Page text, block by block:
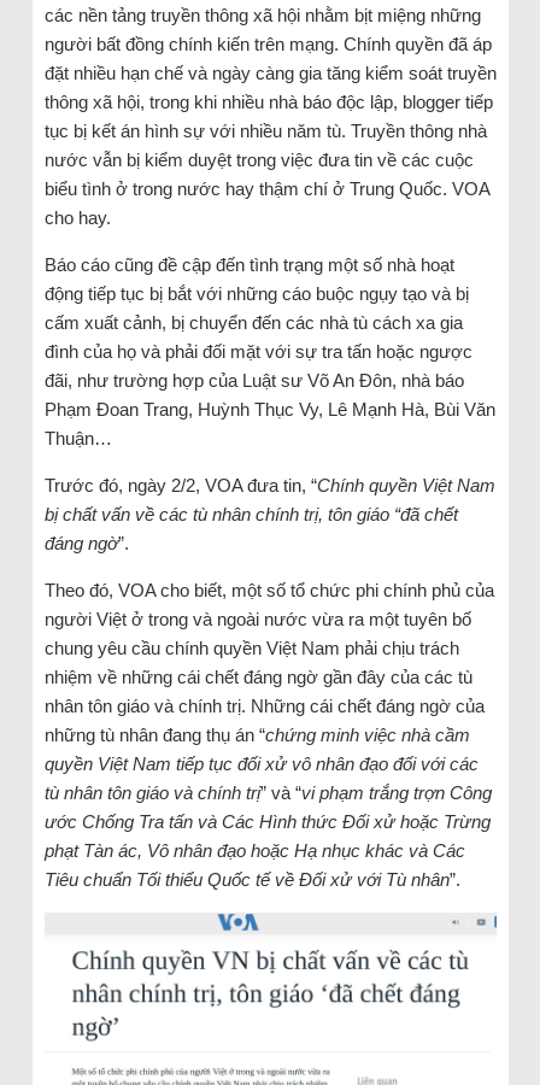
các nền tảng truyền thông xã hội nhằm bịt miệng những
người bất đồng chính kiến trên mạng. Chính quyền đã áp
đặt nhiều hạn chế và ngày càng gia tăng kiểm soát truyền
thông xã hội, trong khi nhiều nhà báo độc lập, blogger tiếp
tục bị kết án hình sự với nhiều năm tù. Truyền thông nhà
nước vẫn bị kiểm duyệt trong việc đưa tin về các cuộc
biểu tình ở trong nước hay thậm chí ở Trung Quốc. VOA
cho hay.
Báo cáo cũng đề cập đến tình trạng một số nhà hoạt
động tiếp tục bị bắt với những cáo buộc ngụy tạo và bị
cấm xuất cảnh, bị chuyển đến các nhà tù cách xa gia
đình của họ và phải đối mặt với sự tra tấn hoặc ngược
đãi, như trường hợp của Luật sư Võ An Đôn, nhà báo
Phạm Đoan Trang, Huỳnh Thục Vy, Lê Mạnh Hà, Bùi Văn
Thuận…
Trước đó, ngày 2/2, VOA đưa tin, “Chính quyền Việt Nam
bị chất vấn về các tù nhân chính trị, tôn giáo “đã chết
đáng ngờ”.
Theo đó, VOA cho biết, một số tổ chức phi chính phủ của
người Việt ở trong và ngoài nước vừa ra một tuyên bố
chung yêu cầu chính quyền Việt Nam phải chịu trách
nhiệm về những cái chết đáng ngờ gần đây của các tù
nhân tôn giáo và chính trị. Những cái chết đáng ngờ của
những tù nhân đang thụ án “chứng minh việc nhà cầm
quyền Việt Nam tiếp tục đối xử vô nhân đạo đối với các
tù nhân tôn giáo và chính trị” và “vi phạm trắng trợn Công
ước Chống Tra tấn và Các Hình thức Đối xử hoặc Trừng
phạt Tàn ác, Vô nhân đạo hoặc Hạ nhục khác và Các
Tiêu chuẩn Tối thiểu Quốc tế về Đối xử với Tù nhân”.